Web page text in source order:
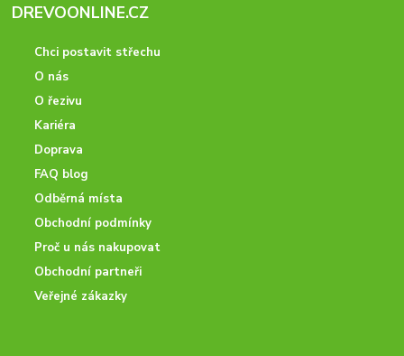
DREVOONLINE.CZ
Chci postavit střechu
O nás
O řezivu
Kariéra
Doprava
FAQ blog
Odběrná místa
Obchodní podmínky
Proč u nás nakupovat
Obchodní partneři
Veřejné zákazky